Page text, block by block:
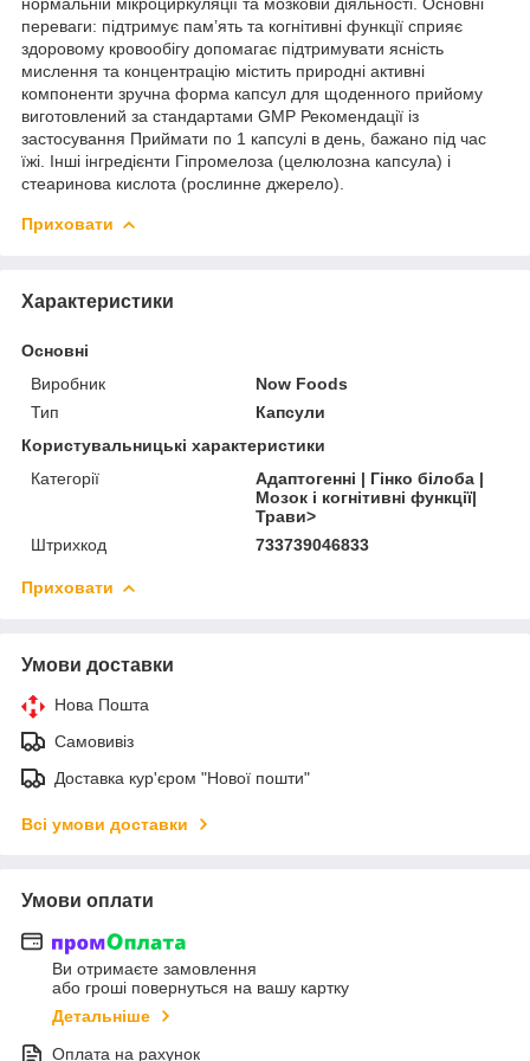
переваги: підтримує пам’ять та когнітивні функції сприяє
здоровому кровообігу допомагає підтримувати ясність
мислення та концентрацію містить природні активні
компоненти зручна форма капсул для щоденного прийому
виготовлений за стандартами GMP Рекомендації із
застосування Приймати по 1 капсулі в день, бажано під час
їжі. Інші інгредієнти Гіпромелоза (целюлозна капсула) і
стеаринова кислота (рослинне джерело).
Приховати
Характеристики
Основні
Виробник
Now Foods
Тип
Капсули
Користувальницькі характеристики
Категорії
Адаптогенні | Гінко білоба |
Мозок і когнітивні функції|
Трави>
Штрихкод
733739046833
Приховати
Умови доставки
Нова Пошта
Самовивіз
Доставка кур'єром "Нової пошти"
Всі умови доставки
Умови оплати
Ви отримаєте замовлення
або гроші повернуться на вашу картку
Детальніше
Оплата на рахунок